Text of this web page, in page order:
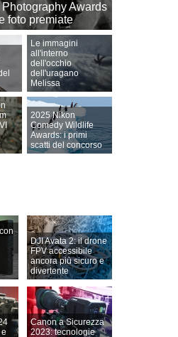
Awards
foto premiate
Le immagini
all'interno
dell'occhio
dell'uragano
Melissa
2025 Nikon
Comedy Wildlife
Awards: i primi
scatti del concorso
DJI Avata 2: il drone
FPV accessibile
ancora più sicuro e
divertente
Canon a Sicurezza
2023: tecnologie